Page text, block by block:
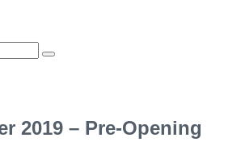
2019 – Pre-Opening